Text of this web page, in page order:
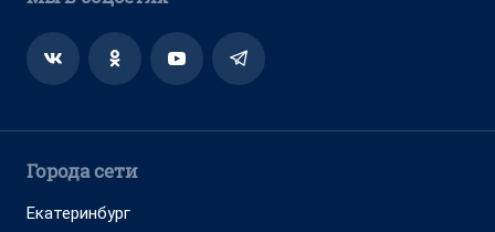
Города сети
Екатеринбург